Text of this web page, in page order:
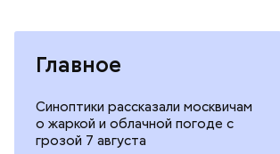
Главное
Синоптики рассказали москвичам
о жаркой и облачной погоде с
грозой 7 августа